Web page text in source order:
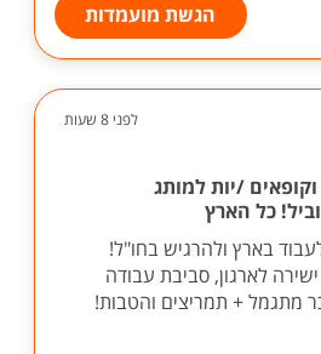
הגשת מועמדות
לפני 8 שעות
/יות למותג
כל הארץ
בארץ ולהרגיש בחו"ל!
לארגון, סביבת עבודה
מתגמל + תמריצים והטבות!